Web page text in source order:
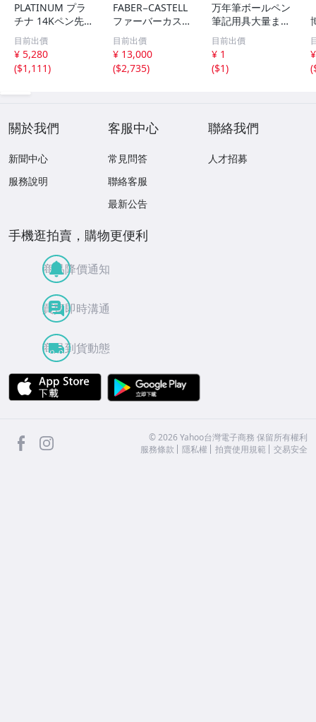
PLATINUM プラ
チナ 14Kペン先
万年筆 ゴールド×
ホワイト系【いお
き質店】
目前出價
¥ 5,280
($1,111)
FABER−CASTELL
ファーバーカステ
ル伯爵 ギロシェ
サハラ ボールペ
ン レア色
目前出價
¥ 13,000
($2,735)
万年筆ボールペン
筆記用具大量まと
め4kgオーバー 万
年筆 ボールペン
文房具 筆記用具
未検品
目前出價
¥ 1
($1)
(
關於我們
新聞中心
服務說明
客服中心
常見問答
聯絡客服
最新公告
聯絡我們
人才招募
手機逛拍賣，購物更便利
商品降價通知
買賣即時溝通
商品到貨動態
APP Store
facebook ©2026 Yahoo台灣電子商務 保留所有權利
服務條款
隱私權 拍賣使用規範 交易安全